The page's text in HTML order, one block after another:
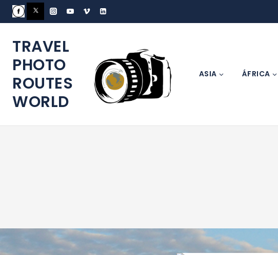
TRAVEL
PHOTO
ROUTES
WORLD
ASIA ÁFRICA